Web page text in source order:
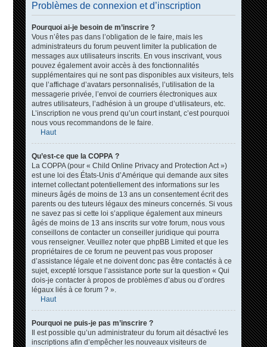
Problèmes de connexion et d’inscription
Pourquoi ai-je besoin de m’inscrire ?
Vous n’êtes pas dans l’obligation de le faire, mais les
administrateurs du forum peuvent limiter la publication de
messages aux utilisateurs inscrits. En vous inscrivant, vous
pouvez également avoir accès à des fonctionnalités
supplémentaires qui ne sont pas disponibles aux visiteurs, tels
que l’affichage d’avatars personnalisés, l’utilisation de la
messagerie privée, l’envoi de courriers électroniques aux
autres utilisateurs, l’adhésion à un groupe d’utilisateurs, etc.
L’inscription ne vous prend qu’un court instant, c’est pourquoi
nous vous recommandons de le faire.
Haut
Qu’est-ce que la COPPA ?
La COPPA (pour « Child Online Privacy and Protection Act »)
est une loi des États-Unis d’Amérique qui demande aux sites
internet collectant potentiellement des informations sur les
mineurs âgés de moins de 13 ans un consentement écrit des
parents ou des tuteurs légaux des mineurs concernés. Si vous
ne savez pas si cette loi s’applique également aux mineurs
âgés de moins de 13 ans inscrits sur votre forum, nous vous
conseillons de contacter un conseiller juridique qui pourra
vous renseigner. Veuillez noter que phpBB Limited et que les
propriétaires de ce forum ne peuvent pas vous proposer
d’assistance légale et ne doivent donc pas être contactés à ce
sujet, excepté lorsque l’assistance porte sur la question « Qui
dois-je contacter à propos de problèmes d’abus ou d’ordres
légaux liés à ce forum ? ».
Haut
Pourquoi ne puis-je pas m’inscrire ?
Il est possible qu’un administrateur du forum ait désactivé les
inscriptions afin d’empêcher les nouveaux visiteurs de